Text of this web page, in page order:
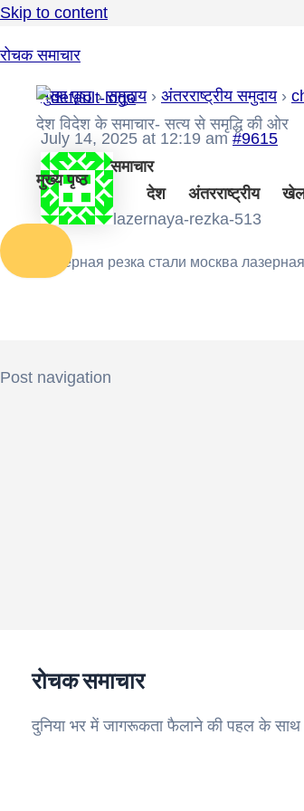
Skip to content
रोचक समाचार
देश विदेश के समाचार- सत्य से समृद्धि की ओर
मुख्य पृष्ठ
समाचार
देश
अंतरराष्ट्रीय
मुख्य पृष्ठ › समुदाय › अंतरराष्ट्रीय समुदाय ›
July 14, 2025 at 12:19 am #9615
lazernaya-rezka-513
лазерная резка стали москва
Post navigation
रोचक समाचार
दुनिया भर में जागरूकता फैलाने की पहल के साथ